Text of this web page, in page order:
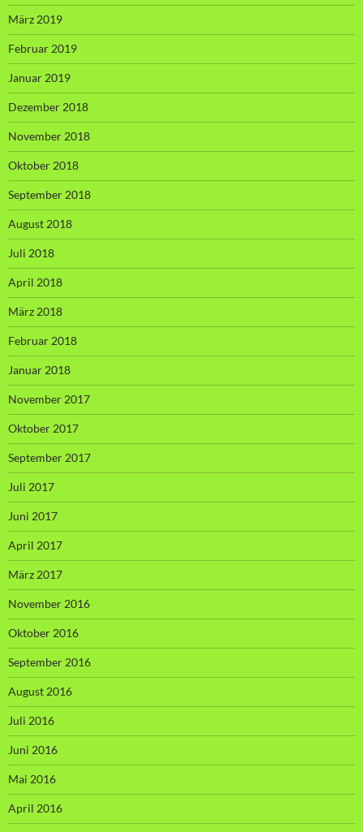
März 2019
Februar 2019
Januar 2019
Dezember 2018
November 2018
Oktober 2018
September 2018
August 2018
Juli 2018
April 2018
März 2018
Februar 2018
Januar 2018
November 2017
Oktober 2017
September 2017
Juli 2017
Juni 2017
April 2017
März 2017
November 2016
Oktober 2016
September 2016
August 2016
Juli 2016
Juni 2016
Mai 2016
April 2016